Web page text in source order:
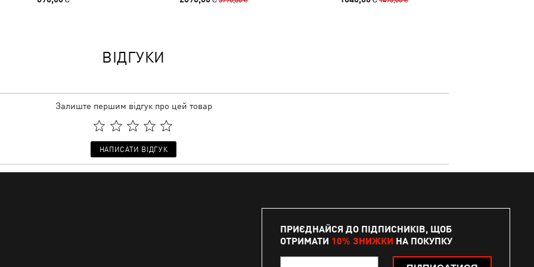
ВІДГУКИ
Залиште першим відгук про цей товар
НАПИСАТИ ВІДГУК
ПРИЄДНАЙСЯ ДО ПІДПИСНИКІВ, ЩОБ
ОТРИМАТИ 10% ЗНИЖКИ НА ПОКУПКУ